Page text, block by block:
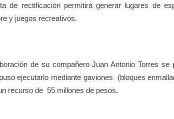
de rectificación permitirá generar lugares de
y juegos recreativos.
de su compañero Juan Antonio Torres
ejecutarlo mediante gaviones (bloques
recurso de 55 millones de pesos.